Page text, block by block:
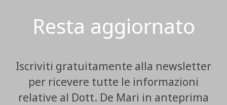
Resta aggiornato
Iscriviti gratuitamente alla newsletter
per ricevere tutte le informazioni
relative al Dott. De Mari in anteprima